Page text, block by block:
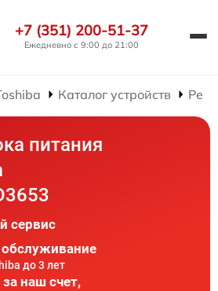
+7 (351) 200-51-37
Ежедневно с 9:00 до 21:00
Каталог устройств
питания
сервис
обслуживание
до 3 лет
наш счет,